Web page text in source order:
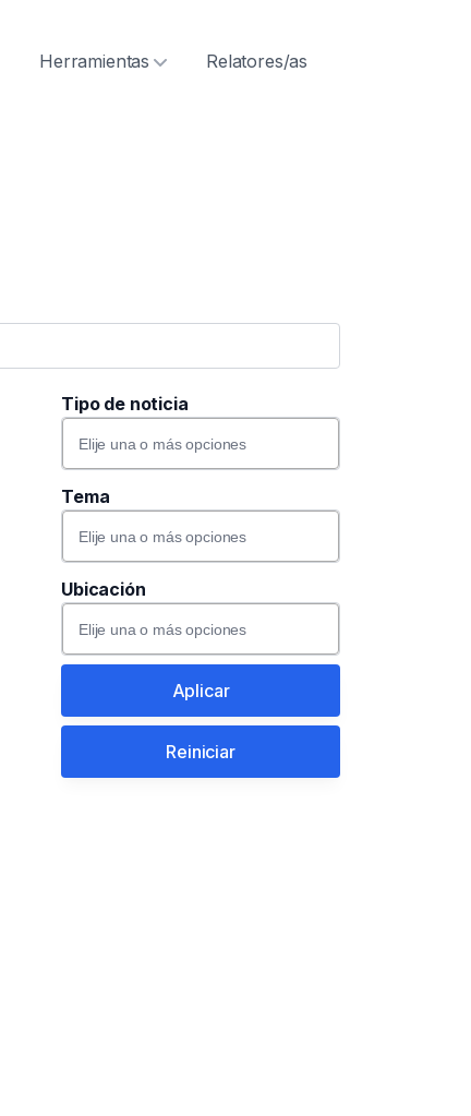
Herramientas Relatores/as
Tipo de noticia
Tema
Ubicación